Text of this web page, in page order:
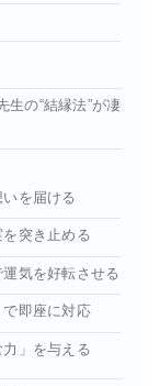
生の“結縁法”が凄
を届ける
突き止める
気を好転させる
即座に対応
」を与える